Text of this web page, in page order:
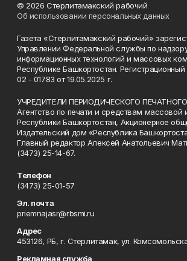
© 2026 Стерлитамакский рабочий
Об использовании персональных данных
Газета «Стерлитамакский рабочий»
Управлении Федеральной службы по
информационных технологий и массовых
Республике Башкортостан.
02 - 01783 от 19.05.2025 г.
УЧРЕДИТЕЛИ ПЕРИОДИЧЕСКОГО
Агентство по печати и средствам массовой
Республики Башкортостан, Акционерное
Издательский дом «Республика
Главный редактор Алексей Анатольевич
(3473) 25-14-67.
Телефон
(3473) 25-01-57
Эл. почта
priemnajasr@rbsmi.ru
Адрес
453126, РБ, г. Стерлитамак, ул.
Рекламная служба